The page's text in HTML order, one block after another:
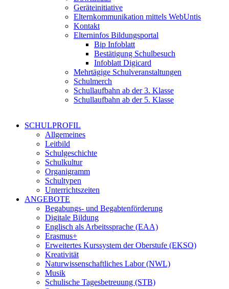
Geräteinitiative
Elternkommunikation mittels WebUntis
Kontakt
Elterninfos Bildungsportal
Bip Infoblatt
Bestätigung Schulbesuch
Infoblatt Digicard
Mehrtägige Schulveranstaltungen
Schulmerch
Schullaufbahn ab der 3. Klasse
Schullaufbahn ab der 5. Klasse
SCHULPROFIL
Allgemeines
Leitbild
Schulgeschichte
Schulkultur
Organigramm
Schultypen
Unterrichtszeiten
ANGEBOTE
Begabungs- und Begabtenförderung
Digitale Bildung
Englisch als Arbeitssprache (EAA)
Erasmus+
Erweitertes Kurssystem der Oberstufe (EKSO)
Kreativität
Naturwissenschaftliches Labor (NWL)
Musik
Schulische Tagesbetreuung (STB)